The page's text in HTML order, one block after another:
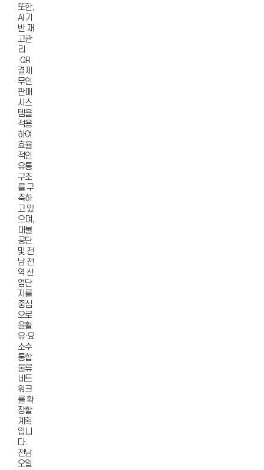
또한,
AI 기
반 재
고관
리
·QR
결제
무인
판매
시스
템을
적용
하여
효율
적인
유통
구조
를 구
축하
고 있
으며,
대불
공단
및 전
남 전
역 산
업단
지를
중심
으로
윤활
유·요
소수
통합
물류
네트
워크
를 확
장할
계획
입니
다.
전남
오일